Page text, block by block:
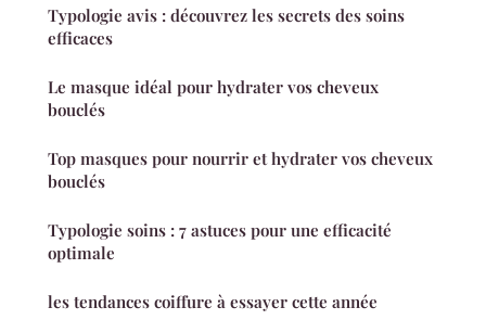
Typologie avis : découvrez les secrets des soins
efficaces
Le masque idéal pour hydrater vos cheveux
bouclés
Top masques pour nourrir et hydrater vos cheveux
bouclés
Typologie soins : 7 astuces pour une efficacité
optimale
les tendances coiffure à essayer cette année